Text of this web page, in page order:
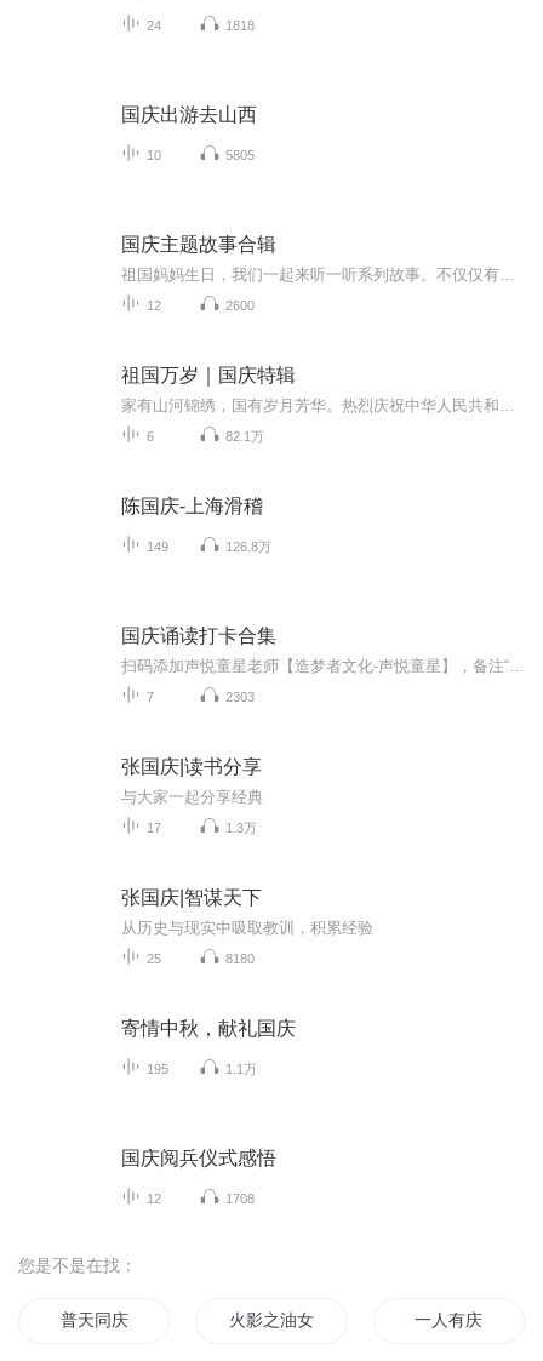
24 1818
国庆出游去山西
10 5805
国庆主题故事合辑
12 2600
祖国万岁｜国庆特辑
6 82.1万
陈国庆-上海滑稽
149 126.8万
国庆诵读打卡合集
7 2303
张国庆|读书分享
与大家一起分享经典
17 1.3万
张国庆|智谋天下
从历史与现实中吸取教训，积累经验
25 8180
寄情中秋，献礼国庆
195 1.1万
国庆阅兵仪式感悟
12 1708
您是不是在找：
普天同庆 火影之油女传奇 一人有庆